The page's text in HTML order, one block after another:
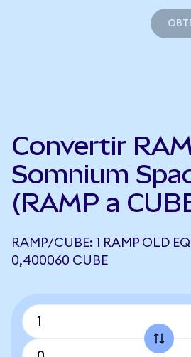
Convertir
Somnium
(RAMP a
RAMP/CUBE: 1 RAMP OLD
0,400060 CUBE